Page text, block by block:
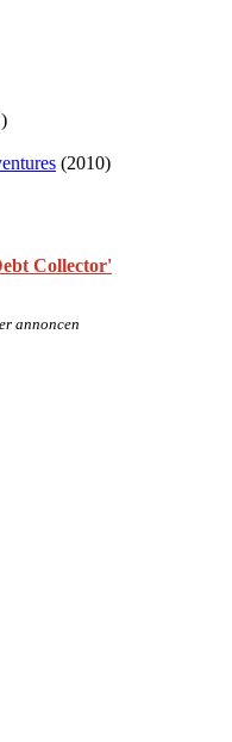
(2010)
Collector'
annoncen